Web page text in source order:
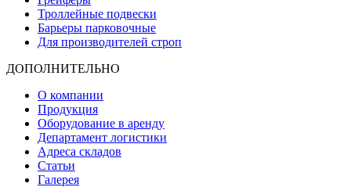
Троллейные подвески
Барьеры парковочные
Для производителей строп
ДОПОЛНИТЕЛЬНО
О компании
Продукция
Оборудование в аренду
Департамент логистики
Адреса складов
Статьи
Галерея